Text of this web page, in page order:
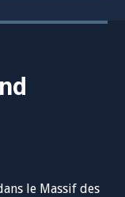
le Massif des